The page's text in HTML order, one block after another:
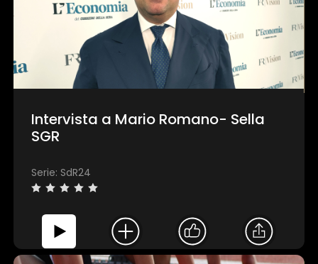
Intervista a Mario Romano- Sella
SGR
Serie: SdR24